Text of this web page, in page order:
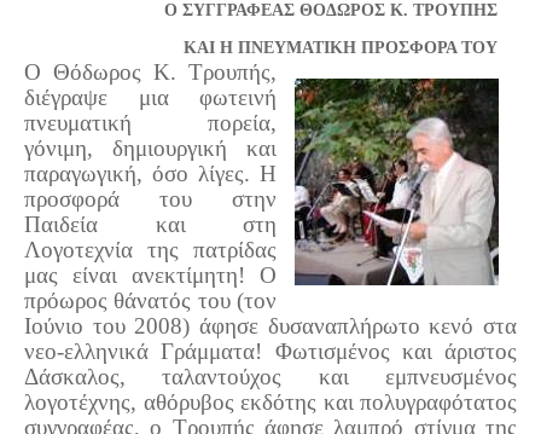
Ο ΣΥΓΓΡΑΦΕΑΣ ΘΟΔΩΡΟΣ Κ. ΤΡΟΥΠΗΣ
ΚΑΙ Η ΠΝΕΥΜΑΤΙΚΗ ΠΡΟΣΦΟΡΑ ΤΟΥ
Ο Θόδωρος Κ. Τρουπής,
διέγραψε μια φωτεινή
πνευματική πορεία,
γόνιμη, δημιουργική και
παραγωγική, όσο λίγες. Η
προσφορά του στην
Παιδεία και στη
Λογοτεχνία της πατρίδας
μας είναι ανεκτίμητη! Ο
πρόωρος θάνατός του (τον
Ιούνιο του 2008) άφησε δυσαναπλήρωτο κενό στα
νεο-ελληνικά Γράμματα! Φωτισμένος και άριστος
Δάσκαλος, ταλαντούχος και εμπνευσμένος
λογοτέχνης, αθόρυβος εκδότης και πολυγραφότατος
συγγραφέας, ο Τρουπής άφησε λαμπρό στίγμα της